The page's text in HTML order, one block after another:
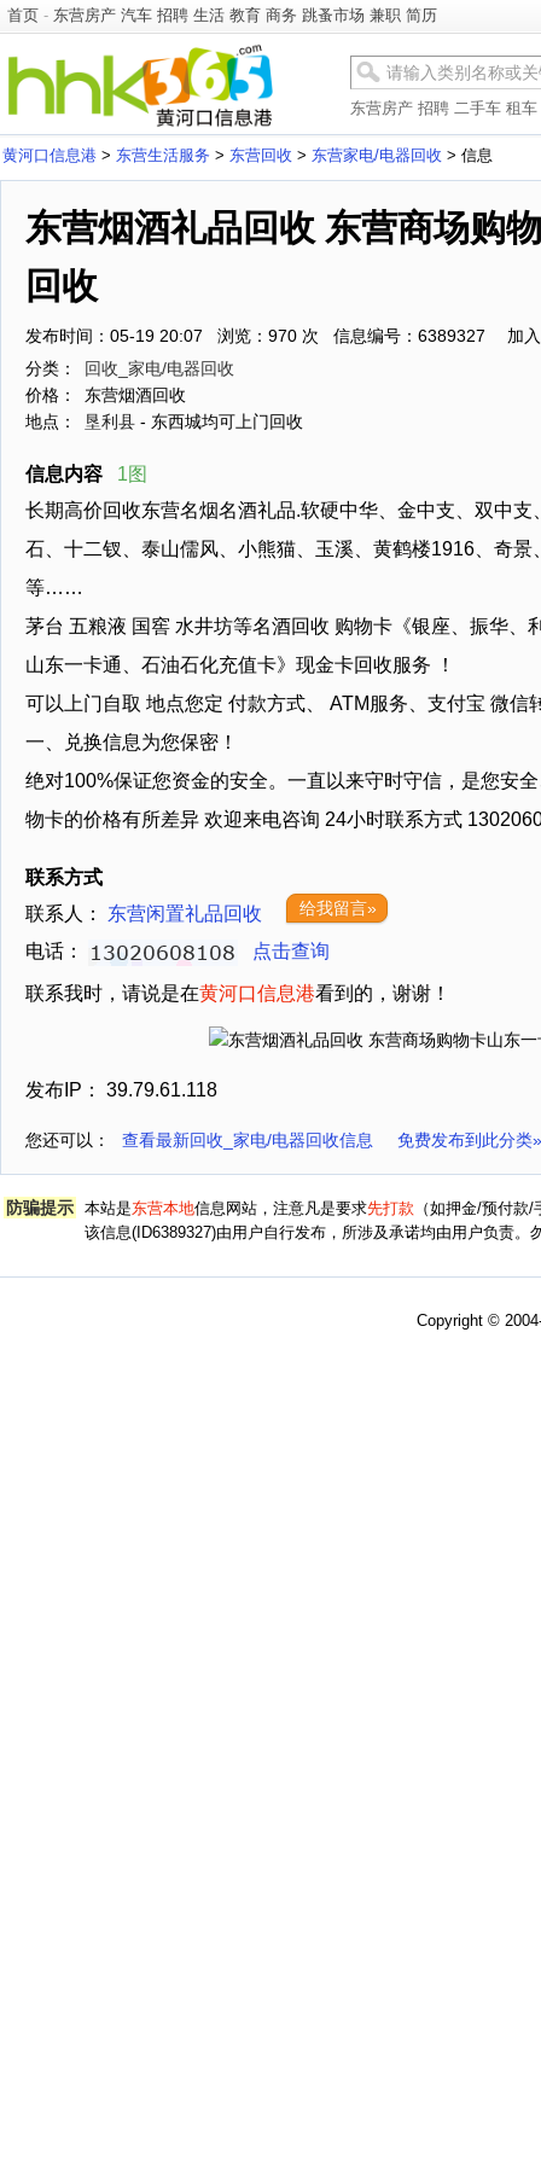
首页 - 东营房产 汽车 招聘 生活 教育 商务 跳蚤市场 兼职 简历
东营房产 招聘 二手车 租车
黄河口信息港 > 东营生活服务 > 东营回收 > 东营家电/电器回收 > 信息
东营烟酒礼品回收 东营商场购
回收
发布时间：05-19 20:07 浏览：970 次 信息编号：6389327
加
分类：
回收_家电/电器回收
价格：
东营烟酒回收
地点：
垦利县 - 东西城均可上门回收
信息内容 1图
长期高价回收东营名烟名酒礼品.软硬中华、金中支、双中
石、十二钗、泰山儒风、小熊猫、玉溪、黄鹤楼1916、奇
等……
茅台 五粮液 国窖 水井坊等名酒回收 购物卡《银座、振华、
山东一卡通、石油石化充值卡》现金卡回收服务 ！
可以上门自取 地点您定 付款方式、 ATM服务、支付宝 微信
一、兑换信息为您保密！
绝对100%保证您资金的安全。一直以来守时守信，是您安
物卡的价格有所差异 欢迎来电咨询 24小时联系方式
联系方式
联系人： 东营闲置礼品回收 给我留言»
电话： 点击查询
联系我时，请说是在黄河口信息港看到的，谢谢！
发布IP： 39.79.61.118
您还可以： 查看最新回收_家电/电器回收信息 免费发布到此分类»
防骗提示 本站是东营本地信息网站，注意凡是要求先打款 （如押金/预付款
该信息(ID6389327)由用户自行发布，所涉及承诺均由用户负责。
Copyright ©